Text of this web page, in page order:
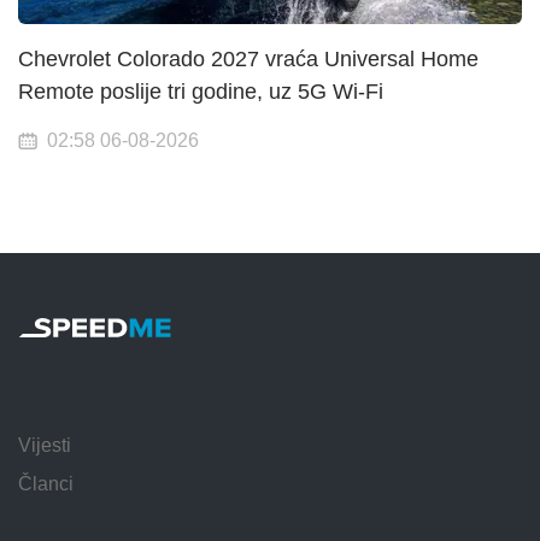
Chevrolet Colorado 2027 vraća Universal Home
Remote poslije tri godine, uz 5G Wi-Fi
02:58 06-08-2026
Vijesti
Članci